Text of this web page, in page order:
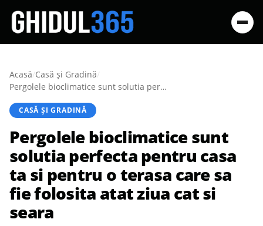
Acasă/Casă şi Gradină/
Pergolele bioclimatice sunt solutia perfecta pentru casa ta si pentru o terasa care sa fie folosita atat ziua cat si seara
CASĂ ŞI GRADINĂ
Pergolele bioclimatice sunt
solutia perfecta pentru casa
ta si pentru o terasa care sa
fie folosita atat ziua cat si
seara